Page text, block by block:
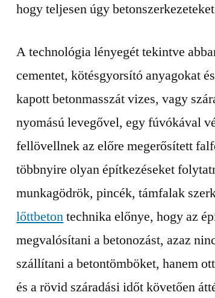
hogy teljesen úgy
A technológia lényegét tekintve
cementet, kötésgyorsító anyagokat
kapott betonmasszát vizes, vagy
nyomású levegővel, egy fúvókával
fellövellnek az előre megerősített
többnyire olyan építkezéseket
munkagödrök, pincék, támfalak
lőttbetontechnika előnye, hogy az
megvalósítani a betonozást, azaz
szállítani a betontömböket, hanem
és a rövid száradási időt követően